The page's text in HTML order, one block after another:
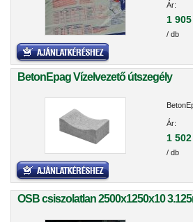
Ár:
1
/ db
BetonEpag Vízelvezető útszegély
Ár:
1
/ db
OSB csiszolatlan 2500x1250x10